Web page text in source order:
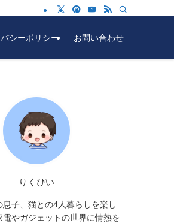
シーポリシー お問い合わせ
りくぴい
息子、猫との4人暮らしを楽し
電やガジェットの世界に情熱を